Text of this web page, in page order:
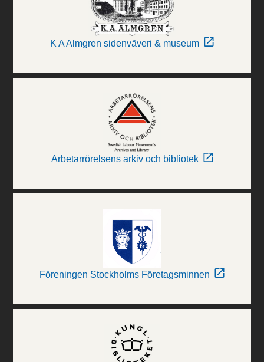
K A Almgren sidenväveri & museum
Arbetarrörelsens arkiv och bibliotek
Föreningen Stockholms Företagsminnen